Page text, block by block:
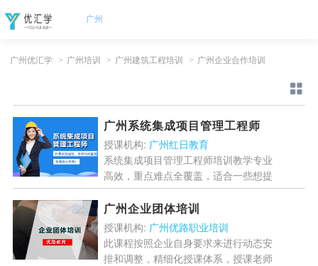
广州
广州优汇学 > 广州培训 > 广州建筑工程培训 > 广州企业合作培训
广州系统集成项目管理工程师
授课机构: 广州红日教育
系统集成项目管理工程师培训教学专业
高效，重点难点全覆盖，适合一些想提
升自己综合项目管理能力的人，掌握系
统集成项目管理的知识体系等知识。...
[详情]
广州企业团体培训
授课机构: 广州优路职业培训
此课程按照企业自身要求来进行动态安
排和调整，精细化授课体系，授课老师